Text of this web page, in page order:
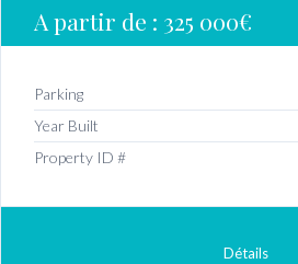
A partir de : 325 000€
Parking
Year Built
Property ID #
Détails